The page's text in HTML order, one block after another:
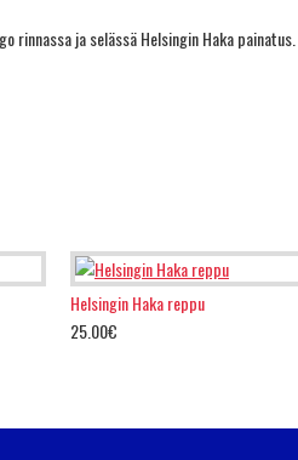
rinnassa ja selässä Helsingin Haka painatus.
Helsingin Haka reppu
25.00€